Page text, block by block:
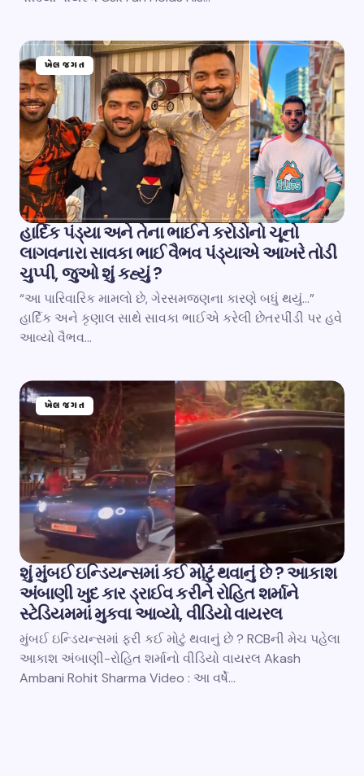
ખેલ જગત
હાર્દિક પંડ્યા અને તેના ભાઈને કરોડોનો ચૂનો
લાગવનારા સાવકા ભાઈ વૈભવ પંડ્યાએ આખરે તોડી
ચુપ્પી, જુઓ શું કહ્યું ?
“આ પારિવારિક મામલો છે, ગેરસમજણના કારણે બધું થયું…”
હાર્દિક અને કૃણાલ સાથે સાવકા ભાઈએ કરેલી છેતરપીંડી પર હવે
આવ્યો વૈભવ…
ખેલ જગત
શું મુંબઈ ઇન્ડિયન્સમાં કઈ મોટું થવાનું છે ? આકાશ
અંબાણી ખુદ કાર ડ્રાઈવ કરીને રોહિત શર્માને
સ્ટેડિયમમાં મુકવા આવ્યો, વીડિયો વાયરલ
મુંબઈ ઇન્ડિયન્સમાં ફરી કઈ મોટું થવાનું છે ? RCBની મેચ પહેલા
આકાશ અંબાણી-રોહિત શર્માનો વીડિયો વાયરલ Akash
Ambani Rohit Sharma Video : આ વર્ષે…